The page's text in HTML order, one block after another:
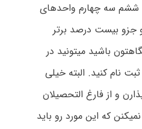
ششم سه چهارم واحدهای
جزو بیست درصد برتر
باشید میتونید در
نام کنید. البته خیلی
و از فارغ التحصیلان
که این مورد رو باید